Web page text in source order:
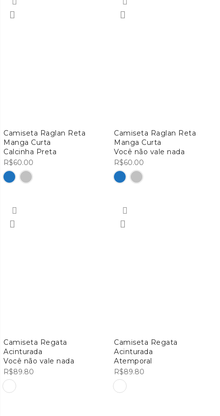
Camiseta Raglan Reta
Manga Curta
Calcinha Preta
R$60.00
Camiseta Raglan Reta
Manga Curta
Você não vale nada
R$60.00
Camiseta Regata
Acinturada
Você não vale nada
R$89.80
Camiseta Regata
Acinturada
Atemporal
R$89.80